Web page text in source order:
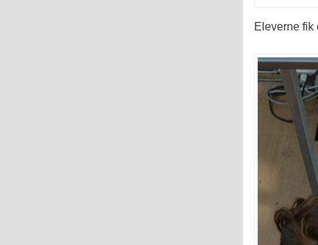
Eleverne fik